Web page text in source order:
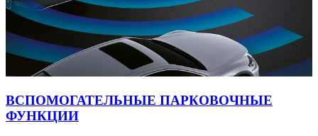
ВСПОМОГАТЕЛЬНЫЕ ПАРКОВОЧНЫЕ
ФУНКЦИИ